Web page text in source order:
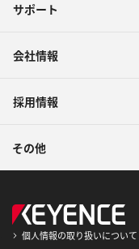
サポート
会社情報
採用情報
その他
個人情報の取り扱いについて